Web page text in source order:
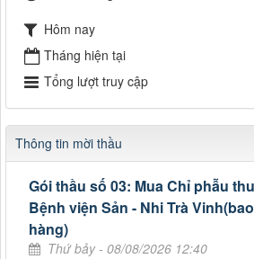
Hôm nay
Tháng hiện tại
Tổng lượt truy cập
Thông tin mời thầu
Gói thầu số 03: Mua Chỉ phẫu
Bệnh viện Sản - Nhi Trà
hàng)
Thứ bảy - 08/08/2026 12:40